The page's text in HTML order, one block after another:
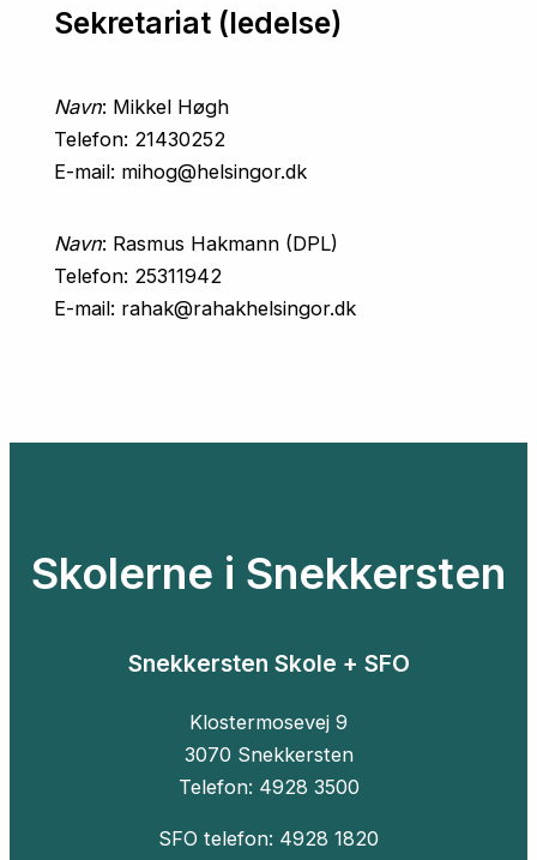
Sekretariat (ledelse)
Navn: Mikkel Høgh
Telefon: 21430252
E-mail: mihog@helsingor.dk
Navn: Rasmus Hakmann (DPL)
Telefon: 25311942
E-mail: rahak@rahakhelsingor.dk
Skolerne i Snekkersten
Snekkersten Skole + SFO
Klostermosevej 9
3070 Snekkersten
Telefon: 4928 3500
SFO telefon: 4928 1820